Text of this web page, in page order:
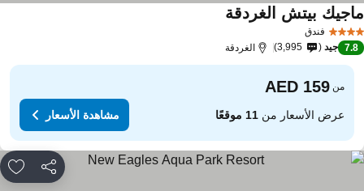
فندق
بيتش الغردقة
7.8 جيد 3,995 الغردقة
من
عرض الأسعار من11 موقعًا مشاهدة الأسعار
مشاركة